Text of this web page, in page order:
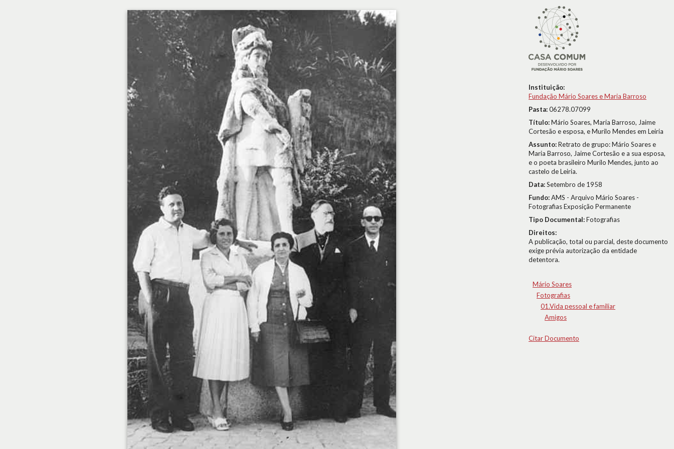
Instituição:
Fundação Mário Soares e Maria Barroso
Pasta:06278.07099
Título:Mário Soares, Maria Barroso, Jaime
Cortesão e esposa, e Murilo Mendes em Leiria
Assunto:Retrato de grupo: Mário Soares e
Maria Barroso, Jaime Cortesão e a sua esposa,
e o poeta brasileiro Murilo Mendes, junto ao
castelo de Leiria.
Data:Setembro de 1958
Fundo:AMS - Arquivo Mário Soares -
Fotografias Exposição Permanente
Tipo Documental:Fotografias
Direitos:
A publicação, total ou parcial, deste documento
exige prévia autorização da entidade
detentora.
Mário Soares
Fotografias
01.Vida pessoal e familiar
Amigos
Citar Documento